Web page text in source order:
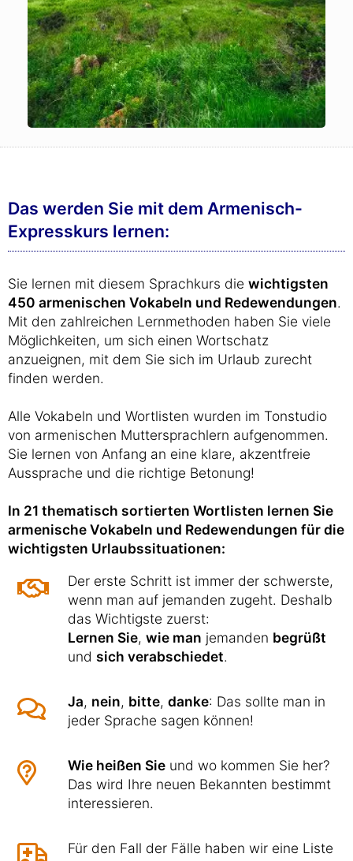
Das werden Sie mit dem Armenisch-
Expresskurs lernen:
Sie lernen mit diesem Sprachkurs die wichtigsten
450 armenischen Vokabeln und Redewendungen.
Mit den zahlreichen Lernmethoden haben Sie viele
Möglichkeiten, um sich einen Wortschatz
anzueignen, mit dem Sie sich im Urlaub zurecht
finden werden.
Alle Vokabeln und Wortlisten wurden im Tonstudio
von armenischen Muttersprachlern aufgenommen.
Sie lernen von Anfang an eine klare, akzentfreie
Aussprache und die richtige Betonung!
In 21 thematisch sortierten Wortlisten lernen Sie
armenische Vokabeln und Redewendungen für die
wichtigsten Urlaubssituationen:
Der erste Schritt ist immer der schwerste,
wenn man auf jemanden zugeht. Deshalb
das Wichtigste zuerst:
Lernen Sie, wie man jemanden begrüßt
und sich verabschiedet.
Ja, nein, bitte, danke: Das sollte man in
jeder Sprache sagen können!
Wie heißen Sie und wo kommen Sie her?
Das wird Ihre neuen Bekannten bestimmt
interessieren.
Für den Fall der Fälle haben wir eine Liste